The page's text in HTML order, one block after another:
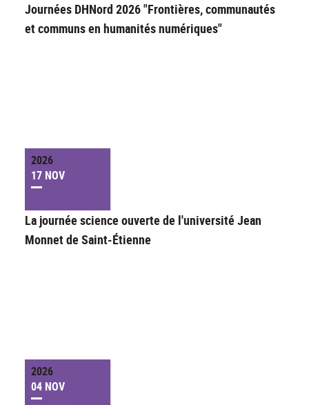
Journées DHNord 2026 "Frontières, communautés
et communs en humanités numériques"
2026
17 NOV
La journée science ouverte de l'université Jean
Monnet de Saint-Étienne
2026
04 NOV